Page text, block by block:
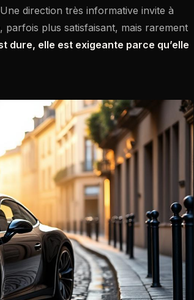
direction très informative invite à
plus satisfaisant, mais rarement
dure, elle est exigeante parce qu’elle